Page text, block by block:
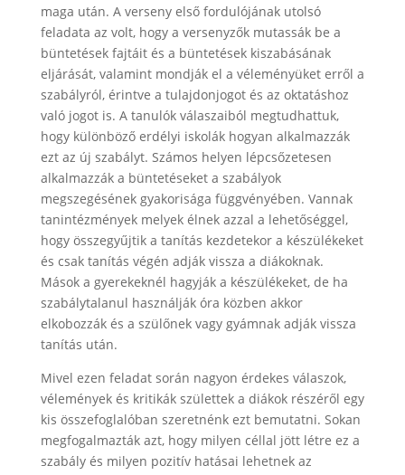
maga után. A verseny első fordulójának utolsó
feladata az volt, hogy a versenyzők mutassák be a
büntetések fajtáit és a büntetések kiszabásának
eljárását, valamint mondják el a véleményüket erről a
szabályról, érintve a tulajdonjogot és az oktatáshoz
való jogot is. A tanulók válaszaiból megtudhattuk,
hogy különböző erdélyi iskolák hogyan alkalmazzák
ezt az új szabályt. Számos helyen lépcsőzetesen
alkalmazzák a büntetéseket a szabályok
megszegésének gyakorisága függvényében. Vannak
tanintézmények melyek élnek azzal a lehetőséggel,
hogy összegyűjtik a tanítás kezdetekor a készülékeket
és csak tanítás végén adják vissza a diákoknak.
Mások a gyerekeknél hagyják a készülékeket, de ha
szabálytalanul használják óra közben akkor
elkobozzák és a szülőnek vagy gyámnak adják vissza
tanítás után.
Mivel ezen feladat során nagyon érdekes válaszok,
vélemények és kritikák születtek a diákok részéről egy
kis összefoglalóban szeretnénk ezt bemutatni. Sokan
megfogalmazták azt, hogy milyen céllal jött létre ez a
szabály és milyen pozitív hatásai lehetnek az